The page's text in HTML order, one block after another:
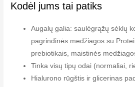
Kodėl jums tai patiks
Augalų galia: saulėgrąžų sėklų
pagrindinės medžiagos su
prebiotikais, maistinės
Tinka visų tipų odai (normaliai,
Hialurono rūgštis ir glicerinas